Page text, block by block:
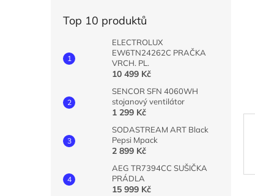
Top 10 produktů
ELECTROLUX
EW6TN24262C PRAČKA
VRCH. PL.
10 499 Kč
SENCOR SFN 4060WH
stojanový ventilátor
1 299 Kč
SODASTREAM ART Black
Pepsi Mpack
2 899 Kč
AEG TR7394CC SUŠIČKA
PRÁDLA
15 999 Kč